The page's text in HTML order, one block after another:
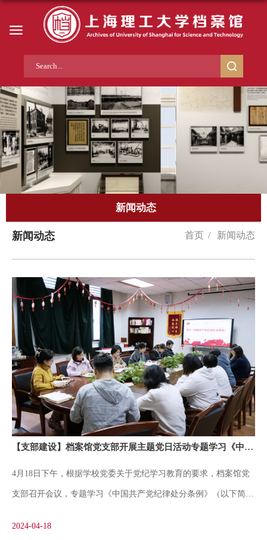
新闻动态
首页 / 新闻动态
新闻动态
【支部建设】档案馆党支部开展主题党日活动专题学习《中国共产党纪律处分条例》
4月18日下午，根据学校党委关于党纪学习教育的要求，档案馆党
支部召开会议，专题学习《中国共产党纪律处分条例》（以下简称
2024-04-18